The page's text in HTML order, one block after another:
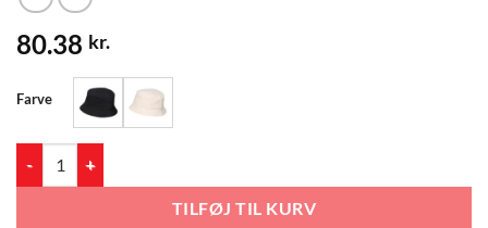
80.38 kr.
Farve
TILFØJ TIL KURV